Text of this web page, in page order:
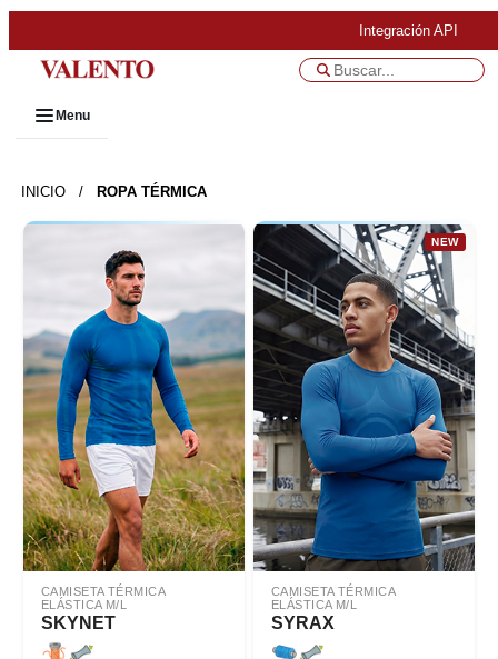
Integración API
Menu
INICIO / ROPA TÉRMICA
CAMISETA TÉRMICA
ELÁSTICA M/L
SKYNET
NEW
CAMISETA TÉRMICA
ELÁSTICA M/L
SYRAX